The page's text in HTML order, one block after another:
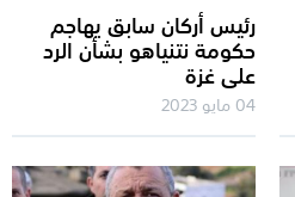
رئيس أركان سابق يهاجم
حكومة نتنياهو بشأن الرد
على غزة
04 مايو 2023